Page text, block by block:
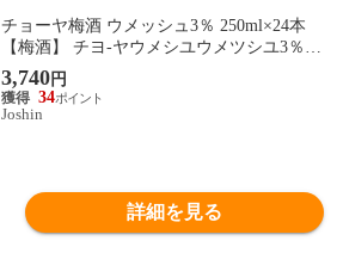
チョーヤ梅酒 ウメッシュ3％ 250ml×24本
【梅酒】 チヨ-ヤウメシユウメツシユ3％25
0ML 【返品種別B】
3,740円
34
Joshin
詳細を見る